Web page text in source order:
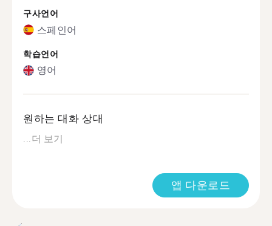
구사언어
스페인어
학습언어
영어
원하는 대화 상대
...더 보기
앱 다운로드